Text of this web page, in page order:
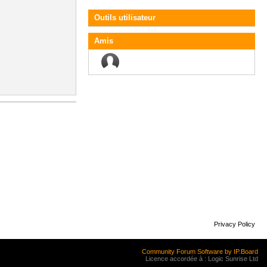
Outils utilisateur
Amis
Privacy Policy
Community Forum Software by IP.Board
Licence accordée à : Logic Sunrise Ltd